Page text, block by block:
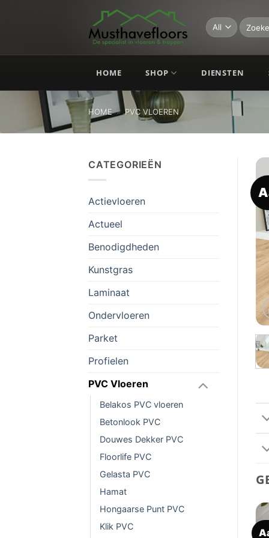
Zoeken
naar:
HOME SHOP DIENSTEN
HOME » PVC VLOEREN
CATEGORIEËN
Actievloeren
Actueel
Benodigdheden
Kunstgras
Laminaat
Ondervloeren
Parket
Profielen
PVC Vloeren
Belakos PVC vloeren
Betonlook PVC
Douwes Dekker PVC
Floorlife PVC
Gelasta PVC
Hamat
Hongaarse Punt PVC
Klik PVC